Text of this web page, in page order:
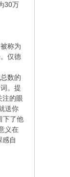
30万
称为
仅德
数的
。提
注的眼
送你
下了他
义在
自